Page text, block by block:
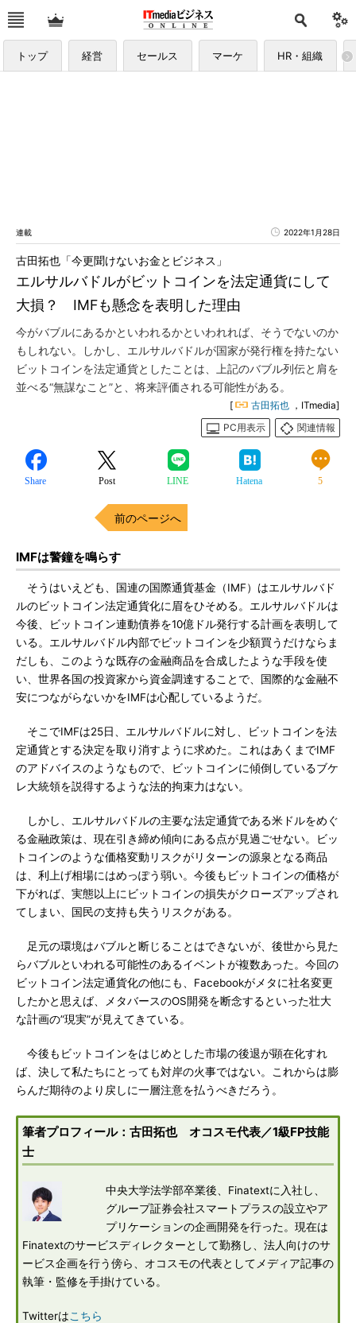
トップ 経営 セールス マーケ HR・組織
連載 2022年1月28日
エルサルバドルがビットコインを法定通貨にして
大損？ IMFも懸念を表明した理由
古田拓也「今更聞けないお金とビジネス」
今がバブルにあるかといわれるかといわれれば、そうでないのか
もしれない。しかし、エルサルバドルが国家が発行権を持たない
ビットコインを法定通貨としたことは、上記のバブル列伝と肩を
並べる“無謀なこと”と、将来評価される可能性がある。
[ 古田拓也 ，ITmedia]
PC用表示
関連情報
Share Post LINE Hatena 5
前のページへ
IMFは警鐘を鳴らす
そうはいえども、国連の国際通貨基金（IMF）はエルサルバド
ルのビットコイン法定通貨化に眉をひそめる。エルサルバドルは
今後、ビットコイン連動債券を10億ドル発行する計画を表明して
いる。エルサルバドル内部でビットコインを少額買うだけならま
だしも、このような既存の金融商品を合成したような手段を使
い、世界各国の投資家から資金調達することで、国際的な金融不
安につながらないかをIMFは心配しているようだ。
そこでIMFは25日、エルサルバドルに対し、ビットコインを法
定通貨とする決定を取り消すように求めた。これはあくまでIMF
のアドバイスのようなもので、ビットコインに傾倒しているブケ
レ大統領を説得するような法的拘束力はない。
しかし、エルサルバドルの主要な法定通貨である米ドルをめぐ
る金融政策は、現在引き締め傾向にある点が見過ごせない。ビッ
トコインのような価格変動リスクがリターンの源泉となる商品
は、利上げ相場にはめっぽう弱い。今後もビットコインの価格が
下がれば、実態以上にビットコインの損失がクローズアップされ
てしまい、国民の支持も失うリスクがある。
足元の環境はバブルと断じることはできないが、後世から見た
らバブルといわれる可能性のあるイベントが複数あった。今回の
ビットコイン法定通貨化の他にも、Facebookがメタに社名変更
したかと思えば、メタバースのOS開発を断念するといった壮大
な計画の”現実”が見えてきている。
今後もビットコインをはじめとした市場の後退が顕在化すれ
ば、決して私たちにとっても対岸の火事ではない。これからは膨
らんだ期待のより戻しに一層注意を払うべきだろう。
筆者プロフィール：古田拓也 オコスモ代表／1級FP技能
士
中央大学法学部卒業後、Finatextに入社し、
グループ証券会社スマートプラスの設立やア
プリケーションの企画開発を行った。現在は
Finatextのサービスディレクターとして勤務し、法人向けのサ
ービス企画を行う傍ら、オコスモの代表としてメディア記事の
執筆・監修を手掛けている。
Twitterはこちら